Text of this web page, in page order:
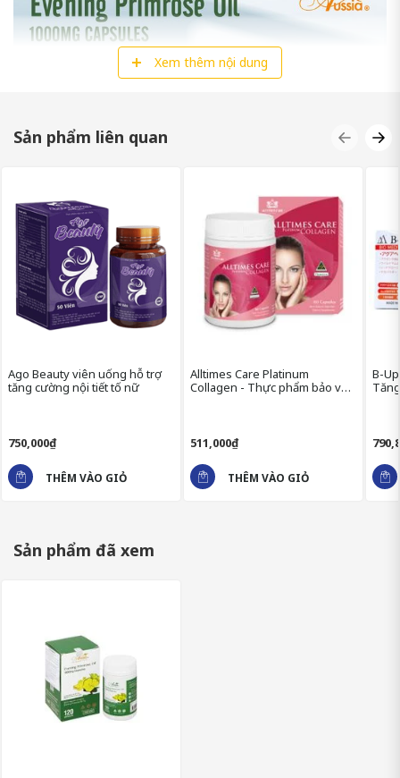
THÀNH PHẦN AUSSIA EVENING
PRIMROSE OIL
Calories: 5
Polyunsaturated Fat: 1g
Xem thêm nội dung
Sản phẩm liên quan
Ago Beauty viên uống hỗ trợ
tăng cường nội tiết tố nữ
750,000₫
THÊM VÀO GIỎ
Alltimes Care Platinum
Collagen - Thực phẩm bảo vệ
511,000₫
THÊM VÀO GIỎ
B-
Sản phẩm đã xem